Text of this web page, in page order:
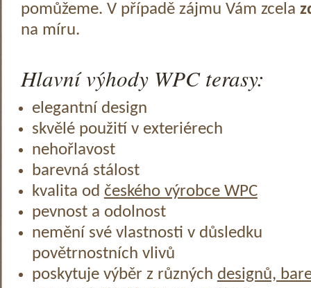
pomůžeme. V případě zájmu Vám zcela
na míru.
Hlavní výhody WPC terasy:
elegantní design
skvělé použití v exteriérech
nehořlavost
barevná stálost
kvalita od českého výrobce WPC
pevnost a odolnost
nemění své vlastnosti v důsledku
povětrnostních vlivů
poskytuje výběr z různých designů,